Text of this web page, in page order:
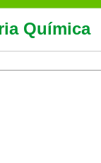
Química